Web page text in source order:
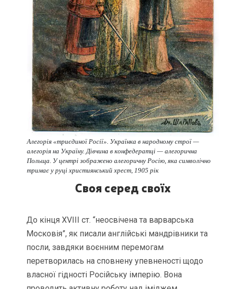
Алегорія «триєдиної Росії». Українка в народному строї —
алегорія на Україну. Дівчина в конфедератці — алегорична
Польща. У центрі зображено алегоричну Росію, яка символічно
тримає у руці християнський хрест, 1905 рік
Своя серед своїх
До кінця XVІІІ ст. “неосвічена та варварська
Московія”, як писали англійські мандрівники та
посли, завдяки воєнним перемогам
перетворилась на сповнену упевненості щодо
власної гідності Російську імперію. Вона